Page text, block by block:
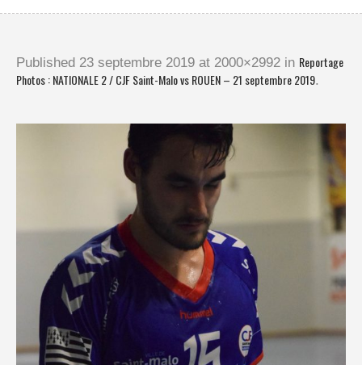
Published 23 septembre 2019 at 2000×2992 in Reportage
Photos : NATIONALE 2 / CJF Saint-Malo vs ROUEN – 21 septembre 2019.